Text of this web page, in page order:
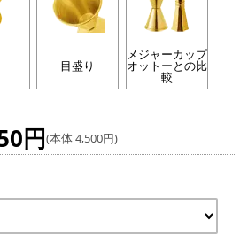
目盛り
メジャーカップ
オットーとの比
較
円(本体 4,500円)